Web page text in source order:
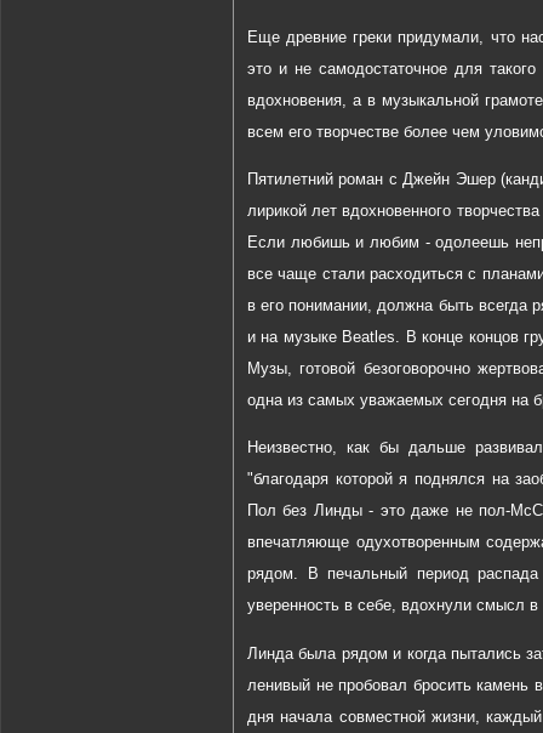
Еще древние греки придумали, что
это и не самодостаточное для
вдохновения, а в музыкальной
всем его творчестве более чем
Пятилетний роман с Джейн Эшер
лирикой лет вдохновенного
Если любишь и любим - одолеешь
все чаще стали расходиться с
в его понимании, должна быть всегда
и на музыке Beatles. В конце концов
Музы, готовой безоговорочно
одна из самых уважаемых сегодня на
Неизвестно, как бы дальше
"благодаря которой я поднялся на
Пол без Линды - это даже не пол-
впечатляюще одухотворенным
рядом. В печальный период
уверенность в себе, вдохнули смысл
Линда была рядом и когда пытались
ленивый не пробовал бросить камень
дня начала совместной жизни,